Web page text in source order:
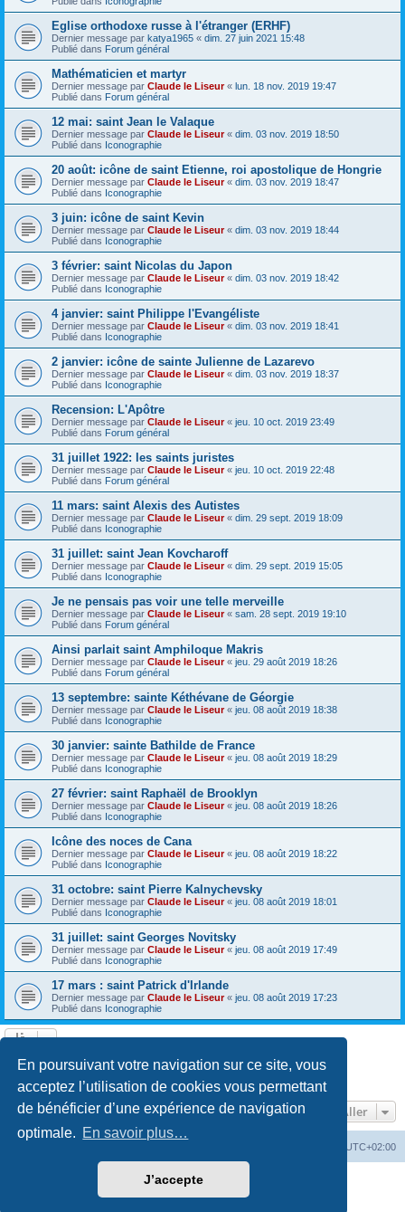
En poursuivant votre navigation sur ce site, vous
acceptez l’utilisation de cookies vous permettant
de bénéficier d’une expérience de navigation
optimale. En savoir plus…
J’accepte
Eglise orthodoxe russe à l'étranger (ERHF)
Dernier message par katya1965 « dim. 27 juin 2021 15:48
Publié dans Forum général
Mathématicien et martyr
Dernier message par Claude le Liseur« lun. 18 nov. 2019 19:47
Publié dans Forum général
12 mai: saint Jean le Valaque
Dernier message par Claude le Liseur« dim. 03 nov. 2019 18:50
Publié dans Iconographie
20 août: icône de saint Etienne, roi apostolique de Hongrie
Dernier message par Claude le Liseur« dim. 03 nov. 2019 18:47
Publié dans Iconographie
3 juin: icône de saint Kevin
Dernier message par Claude le Liseur« dim. 03 nov. 2019 18:44
Publié dans Iconographie
3 février: saint Nicolas du Japon
Dernier message par Claude le Liseur« dim. 03 nov. 2019 18:42
Publié dans Iconographie
4 janvier: saint Philippe l'Evangéliste
Dernier message par Claude le Liseur« dim. 03 nov. 2019 18:41
Publié dans Iconographie
2 janvier: icône de sainte Julienne de Lazarevo
Dernier message par Claude le Liseur« dim. 03 nov. 2019 18:37
Publié dans Iconographie
Recension: L'Apôtre
Dernier message par Claude le Liseur« jeu. 10 oct. 2019 23:49
Publié dans Forum général
31 juillet 1922: les saints juristes
Dernier message par Claude le Liseur« jeu. 10 oct. 2019 22:48
Publié dans Forum général
11 mars: saint Alexis des Autistes
Dernier message par Claude le Liseur« dim. 29 sept. 2019 18:09
Publié dans Iconographie
31 juillet: saint Jean Kovcharoff
Dernier message par Claude le Liseur« dim. 29 sept. 2019 15:05
Publié dans Iconographie
Je ne pensais pas voir une telle merveille
Dernier message par Claude le Liseur« sam. 28 sept. 2019 19:10
Publié dans Forum général
Ainsi parlait saint Amphiloque Makris
Dernier message par Claude le Liseur« jeu. 29 août 2019 18:26
Publié dans Forum général
13 septembre: sainte Kéthévane de Géorgie
Dernier message par Claude le Liseur« jeu. 08 août 2019 18:38
Publié dans Iconographie
30 janvier: sainte Bathilde de France
Dernier message par Claude le Liseur« jeu. 08 août 2019 18:29
Publié dans Iconographie
27 février: saint Raphaël de Brooklyn
Dernier message par Claude le Liseur« jeu. 08 août 2019 18:26
Publié dans Iconographie
Icône des noces de Cana
Dernier message par Claude le Liseur« jeu. 08 août 2019 18:22
Publié dans Iconographie
31 octobre: saint Pierre Kalnychevsky
Dernier message par Claude le Liseur« jeu. 08 août 2019 18:01
Publié dans Iconographie
31 juillet: saint Georges Novitsky
Dernier message par Claude le Liseur« jeu. 08 août 2019 17:49
Publié dans Iconographie
17 mars : saint Patrick d'Irlande
Dernier message par Claude le Liseur« jeu. 08 août 2019 17:23
Publié dans Iconographie
Page1sur20
3
Aller
UTC+02:00
phpBB® Forum Software © phpBB Limited
©